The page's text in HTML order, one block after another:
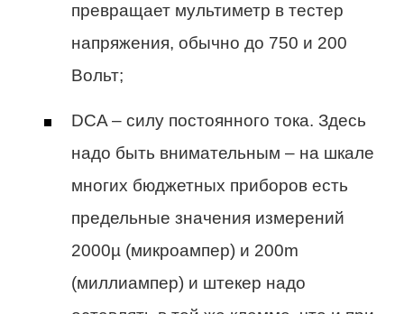
превращает мультиметр в тестер
напряжения, обычно до 750 и 200
Вольт;
DCA – силу постоянного тока. Здесь
надо быть внимательным – на шкале
многих бюджетных приборов есть
предельные значения измерений
2000µ (микроампер) и 200m
(миллиампер) и штекер надо